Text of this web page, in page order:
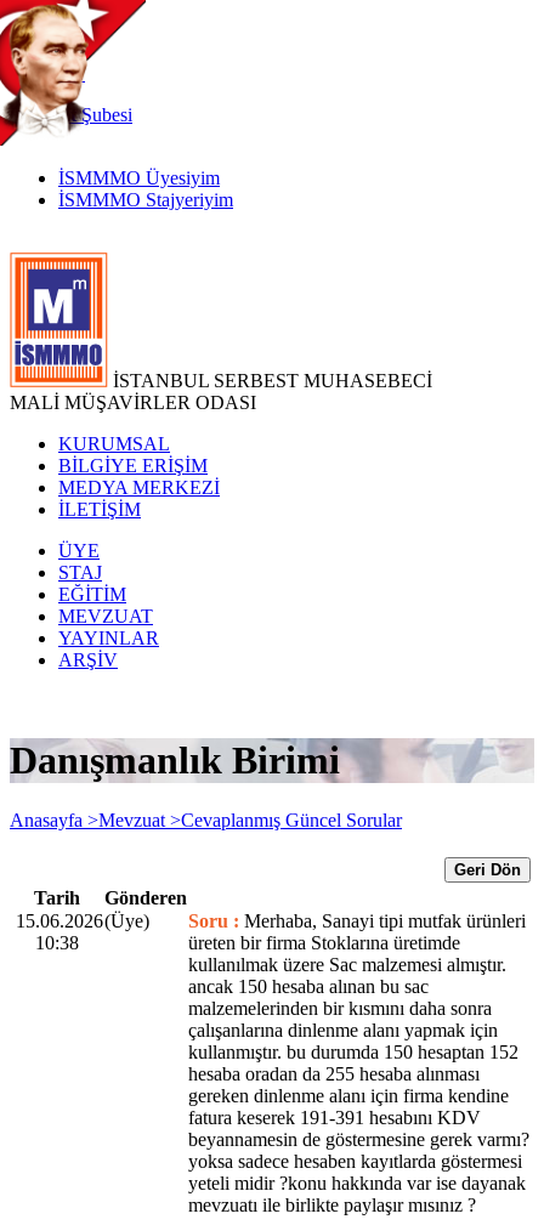
TR
|
EN
İnternetŞubesi
İSMMMO Üyesiyim
İSMMMO Stajyeriyim
İSTANBUL SERBEST MUHASEBECİ
MALİ MÜŞAVİRLER ODASI
KURUMSAL
BİLGİYE ERİŞİM
MEDYA MERKEZİ
İLETİŞİM
ÜYE
STAJ
EĞİTİM
MEVZUAT
YAYINLAR
ARŞİV
Danışmanlık Birimi
Anasayfa >Mevzuat >Cevaplanmış Güncel Sorular
Geri Dön
Tarih
Gönderen
15.06.2026
10:38
(Üye) Soru : Merhaba, Sanayi tipi mutfak ürünleri
üreten bir firma Stoklarına üretimde
kullanılmak üzere Sac malzemesi almıştır.
ancak 150 hesaba alınan bu sac
malzemelerinden bir kısmını daha sonra
çalışanlarına dinlenme alanı yapmak için
kullanmıştır. bu durumda 150 hesaptan 152
hesaba oradan da 255 hesaba alınması
gereken dinlenme alanı için firma kendine
fatura keserek 191-391 hesabını KDV
beyannamesin de göstermesine gerek varmı?
yoksa sadece hesaben kayıtlarda göstermesi
yeteli midir ?konu hakkında var ise dayanak
mevzuatı ile birlikte paylaşır mısınız ?